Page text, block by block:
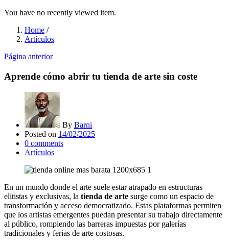
You have no recently viewed item.
Home /
Artículos
Página anterior
Aprende cómo abrir tu tienda de arte sin coste
By Barni
Posted on 14/02/2025
0 comments
Artículos
En un mundo donde el arte suele estar atrapado en estructuras
elitistas y exclusivas, la tienda de arte surge como un espacio de
transformación y acceso democratizado. Estas plataformas permiten
que los artistas emergentes puedan presentar su trabajo directamente
al público, rompiendo las barreras impuestas por galerías
tradicionales y ferias de arte costosas.